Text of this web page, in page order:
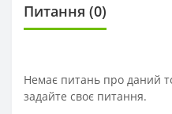
Питання (0)
Немає питань про даний
задайте своє питання.